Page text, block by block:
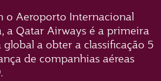
o Aeroporto Internacional
a Qatar Airways é a primeira
a obter a classificação 5
de companhias aéreas